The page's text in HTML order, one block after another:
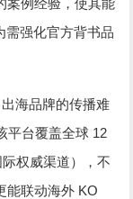
案例经验，使其能
需强化官方背书品
出海品牌的传播难
平台覆盖全球 12
际权威渠道），不
能联动海外 KO